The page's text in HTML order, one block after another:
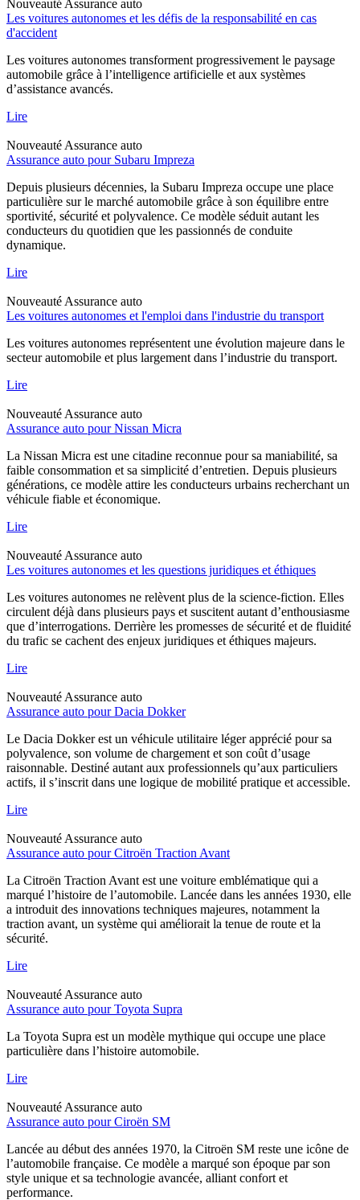
Nouveauté Assurance auto
Les voitures autonomes et les défis de la responsabilité en cas
d'accident
Les voitures autonomes transforment progressivement le paysage
automobile grâce à l’intelligence artificielle et aux systèmes
d’assistance avancés.
Lire
Nouveauté Assurance auto
Assurance auto pour Subaru Impreza
Depuis plusieurs décennies, la Subaru Impreza occupe une place
particulière sur le marché automobile grâce à son équilibre entre
sportivité, sécurité et polyvalence. Ce modèle séduit autant les
conducteurs du quotidien que les passionnés de conduite
dynamique.
Lire
Nouveauté Assurance auto
Les voitures autonomes et l'emploi dans l'industrie du transport
Les voitures autonomes représentent une évolution majeure dans le
secteur automobile et plus largement dans l’industrie du transport.
Lire
Nouveauté Assurance auto
Assurance auto pour Nissan Micra
La Nissan Micra est une citadine reconnue pour sa maniabilité, sa
faible consommation et sa simplicité d’entretien. Depuis plusieurs
générations, ce modèle attire les conducteurs urbains recherchant un
véhicule fiable et économique.
Lire
Nouveauté Assurance auto
Les voitures autonomes et les questions juridiques et éthiques
Les voitures autonomes ne relèvent plus de la science-fiction. Elles
circulent déjà dans plusieurs pays et suscitent autant d’enthousiasme
que d’interrogations. Derrière les promesses de sécurité et de fluidité
du trafic se cachent des enjeux juridiques et éthiques majeurs.
Lire
Nouveauté Assurance auto
Assurance auto pour Dacia Dokker
Le Dacia Dokker est un véhicule utilitaire léger apprécié pour sa
polyvalence, son volume de chargement et son coût d’usage
raisonnable. Destiné autant aux professionnels qu’aux particuliers
actifs, il s’inscrit dans une logique de mobilité pratique et accessible.
Lire
Nouveauté Assurance auto
Assurance auto pour Citroën Traction Avant
La Citroën Traction Avant est une voiture emblématique qui a
marqué l’histoire de l’automobile. Lancée dans les années 1930, elle
a introduit des innovations techniques majeures, notamment la
traction avant, un système qui améliorait la tenue de route et la
sécurité.
Lire
Nouveauté Assurance auto
Assurance auto pour Toyota Supra
La Toyota Supra est un modèle mythique qui occupe une place
particulière dans l’histoire automobile.
Lire
Nouveauté Assurance auto
Assurance auto pour Ciroën SM
Lancée au début des années 1970, la Citroën SM reste une icône de
l’automobile française. Ce modèle a marqué son époque par son
style unique et sa technologie avancée, alliant confort et
performance.